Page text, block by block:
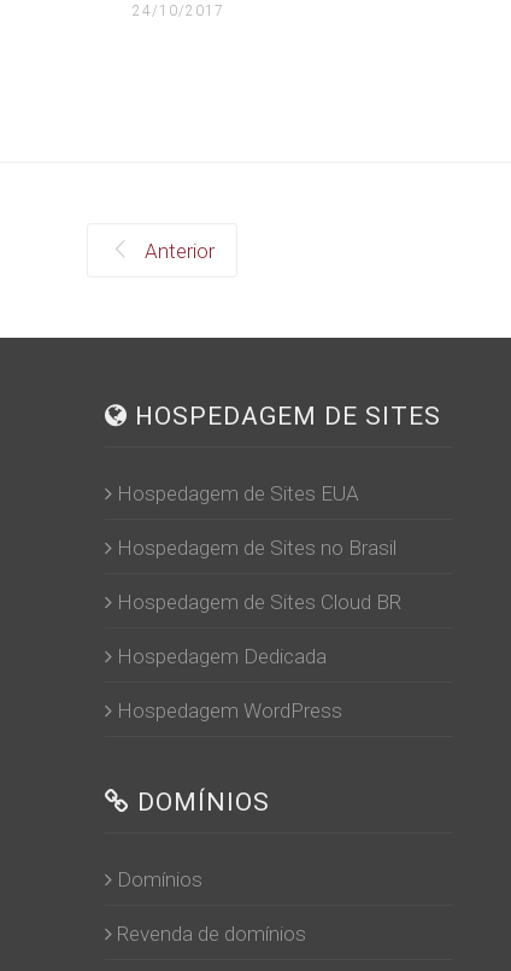
24/10/2017
Anterior
HOSPEDAGEM DE SITES
Hospedagem de Sites EUA
Hospedagem de Sites no Brasil
Hospedagem de Sites Cloud BR
Hospedagem Dedicada
Hospedagem WordPress
DOMÍNIOS
Domínios
Revenda de domínios